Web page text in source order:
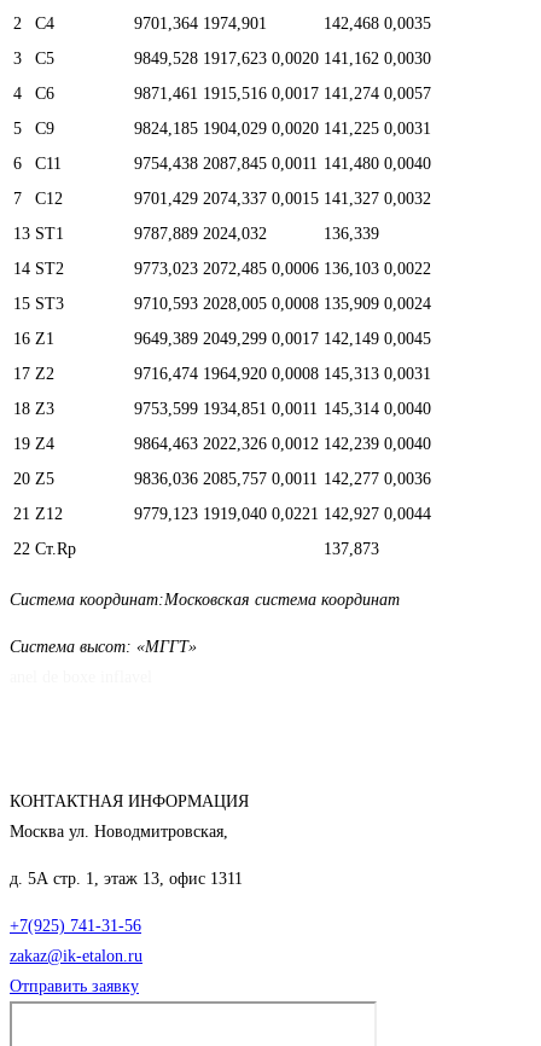
2
C4 9701,364 1974,901 142,468 0,0035
3
C5 9849,528 1917,623 0,0020 141,162 0,0030
4
C6 9871,461 1915,516 0,0017 141,274 0,0057
5
C9 9824,185 1904,029 0,0020 141,225 0,0031
6
C11 9754,438 2087,845 0,0011 141,480 0,0040
7
C12 9701,429 2074,337 0,0015 141,327 0,0032
13 ST1 9787,889 2024,032
136,339
14 ST2 9773,023 2072,485 0,0006 136,103 0,0022
15 ST3 9710,593 2028,005 0,0008 135,909 0,0024
16 Z1 9649,389 2049,299 0,0017 142,149 0,0045
17 Z2 9716,474 1964,920 0,0008 145,313 0,0031
18 Z3 9753,599 1934,851 0,0011 145,314 0,0040
19 Z4 9864,463 2022,326 0,0012 142,239 0,0040
20 Z5 9836,036 2085,757 0,0011 142,277 0,0036
21 Z12 9779,123 1919,040 0,0221 142,927 0,0044
22 Ст.Rp 137,873
Система координат:Московская система координат
Система высот: «МГГТ»
КОНТАКТНАЯ ИНФОРМАЦИЯ
Москва ул. Новодмитровская,
д. 5А стр. 1, этаж 13, офис 1311
+7(925) 741-31-56
zakaz@ik-etalon.ru
Отправить заявку